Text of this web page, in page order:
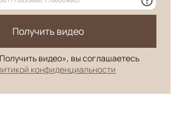
Получить видео
видео», вы соглашаетесь
конфиденциальности